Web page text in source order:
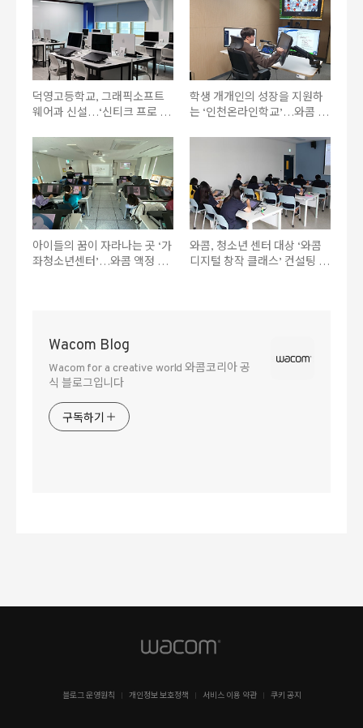
덕영고등학교, 그래픽소프트
웨어과 신설…‘신티크 프로 17’
환경 조성
학생 개개인의 성장을 지원하
는 ‘인천온라인학교’…와콤 액
아이들의 꿈이 자라나는 곳 ‘가
좌청소년센터’…와콤 액정 타
와콤, 청소년 센터 대상 ‘와콤
디지털 창작 클래스’ 컨설팅 진
Wacom Blog
Wacom for a creative world 와콤코리아 공
식 블로그입니다
구독하기
블로그 운영원칙 개인정보 보호정책 서비스 이용 약관 쿠키 공지